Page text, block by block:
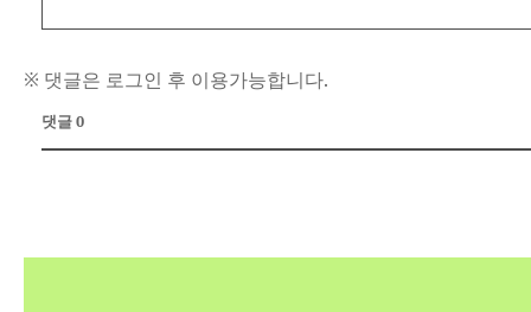
※ 댓글은 로그인 후 이용가능합니다.
댓글 0